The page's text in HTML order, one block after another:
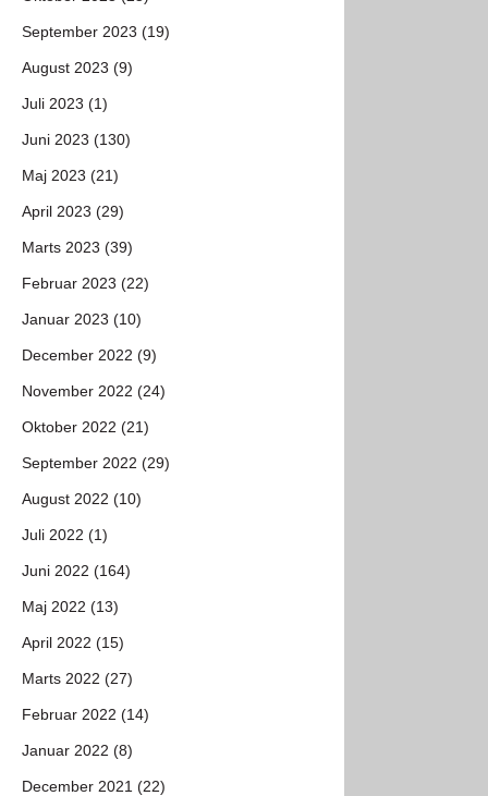
September 2023 (19)
August 2023 (9)
Juli 2023 (1)
Juni 2023 (130)
Maj 2023 (21)
April 2023 (29)
Marts 2023 (39)
Februar 2023 (22)
Januar 2023 (10)
December 2022 (9)
November 2022 (24)
Oktober 2022 (21)
September 2022 (29)
August 2022 (10)
Juli 2022 (1)
Juni 2022 (164)
Maj 2022 (13)
April 2022 (15)
Marts 2022 (27)
Februar 2022 (14)
Januar 2022 (8)
December 2021 (22)